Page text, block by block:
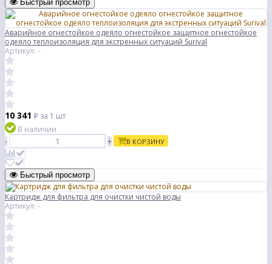
Быстрый просмотр
Аварийное огнестойкое одеяло огнестойкое защитное огнестойкое
одеяло теплоизоляция для экстренных ситуаций Surival
Артикул: -
10 341 ₽ за 1 шт
В наличии
-
+ В КОРЗИНУ
Быстрый просмотр
Картридж для фильтра для очистки чистой воды
Артикул: -